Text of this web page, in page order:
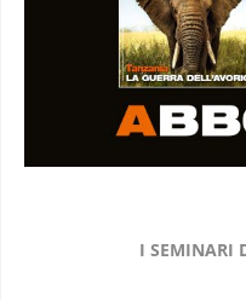
I SEMINARI